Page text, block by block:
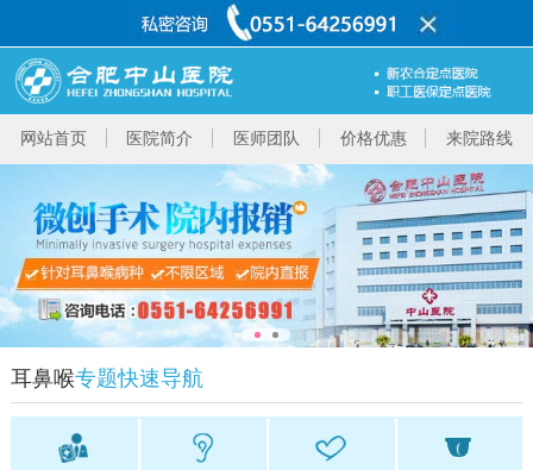
网站首页 医院简介 医师团队 价格优惠 来院路线
耳鼻喉专题快速导航